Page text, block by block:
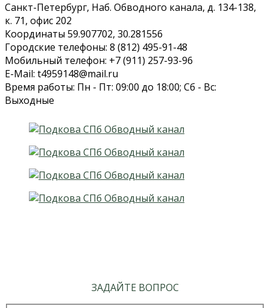
Санкт-Петербург, Наб. Обводного канала, д. 134-138,
к. 71, офис 202
Координаты 59.907702, 30.281556
Городские телефоны: 8 (812) 495-91-48
Мобильный телефон: +7 (911) 257-93-96
E-Mail: t4959148@mail.ru
Время работы: Пн - Пт: 09:00 до 18:00; Сб - Вс:
Выходные
ЗАДАЙТЕ ВОПРОС